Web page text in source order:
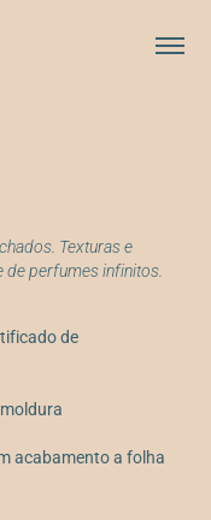
Texturas e
de perfumes infinitos.
de
acabamento a folha